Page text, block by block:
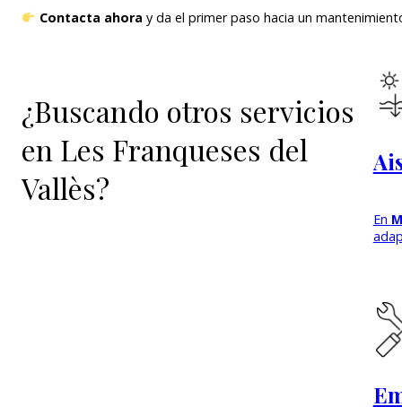
Contacta ahora y da el primer paso hacia un
¿Buscando otros servicios
en Les Franqueses del
Vallès?
En